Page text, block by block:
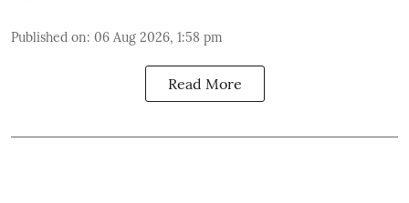
Published on: 06 Aug 2026, 1:58 pm
Read More